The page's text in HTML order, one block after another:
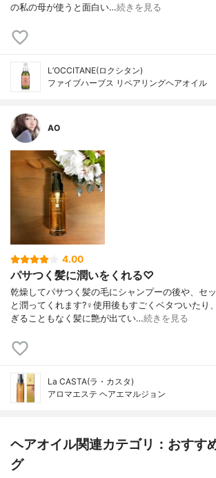
の私の母が使うと面白い…続きを見る
L’OCCITANE(ロクシタン)
ファイブハーブス リペアリングヘアオイル
AO
4.00
パサつく髪に潤いをくれる♡
乾燥してパサつく髪の毛にシャンプーの後や、セ
と潤ってくれます?‍♀️使用後もすごくベタついたり
ぎることもなく髪に艶が出てい…続きを見る
La CASTA(ラ・カスタ)
アロマエステ ヘアエマルジョン
ヘアオイル関連カテゴリ：おすす
グ